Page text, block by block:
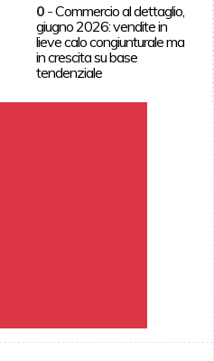
0 -Commercio al dettaglio,
giugno 2026: vendite in
lieve calo congiunturale ma
in crescita su base
tendenziale